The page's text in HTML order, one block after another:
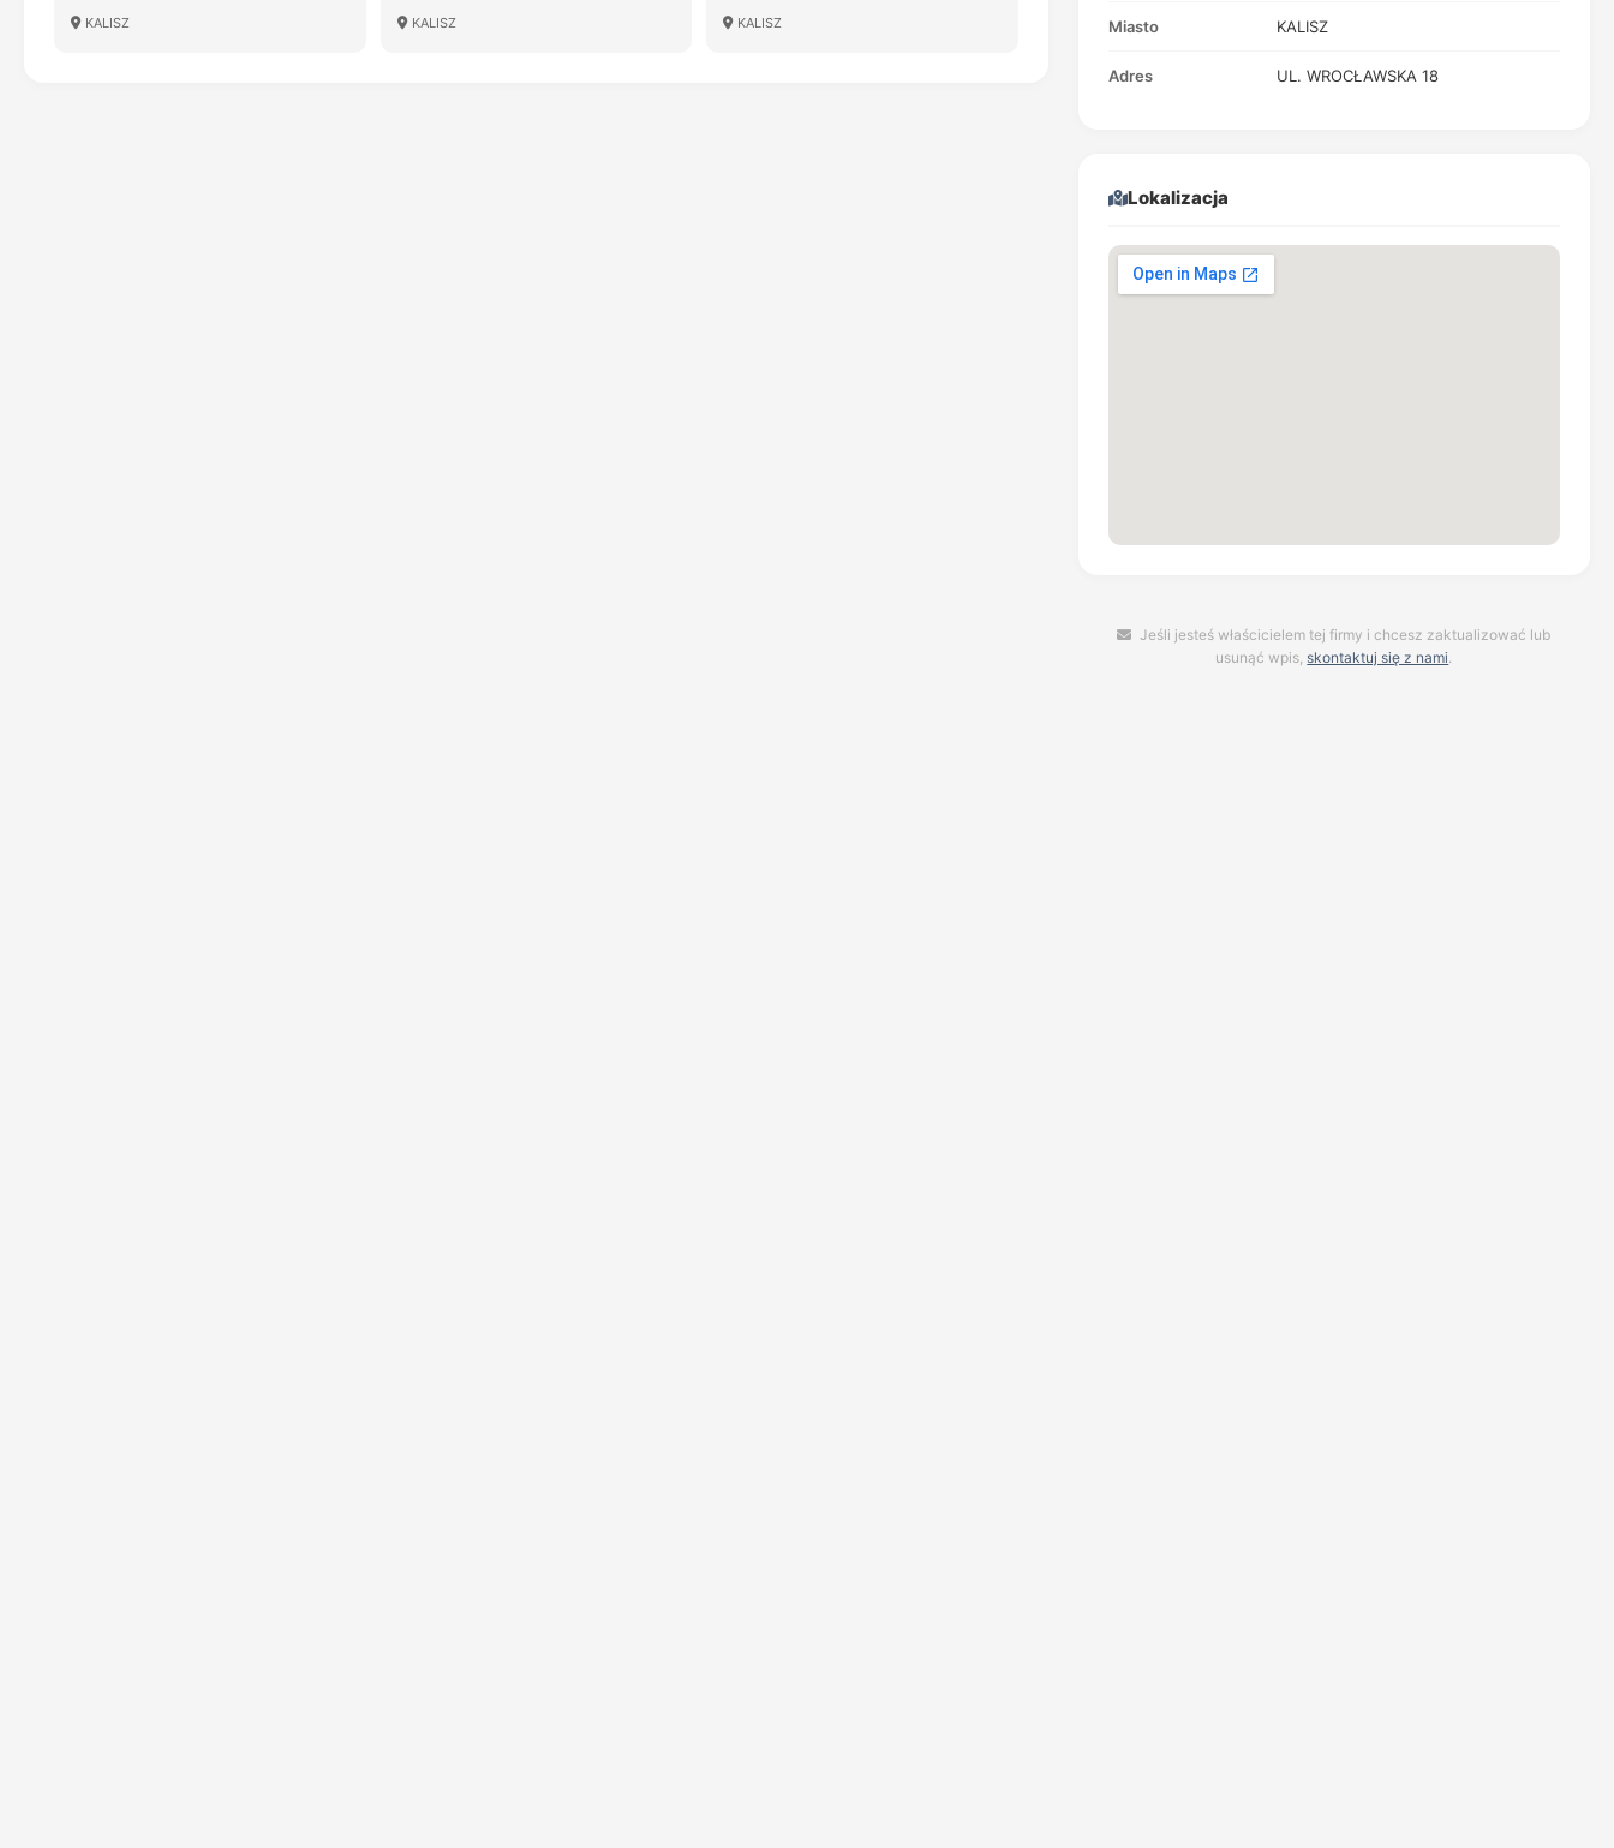
ODPOWIEDZIALNOŚCIĄ
KALISZ
ODPOWIEDZIALNOŚCIĄ SPÓŁKA
KALISZ
ODPOWIEDZIALNOŚCIĄ
KALISZ Miasto KALISZ
Adres UL. WROCŁAWSKA 18
Lokalizacja
Jeśli jesteś właścicielem tej firmy i chcesz zaktualizować lub
usunąć wpis, skontaktuj się z nami.